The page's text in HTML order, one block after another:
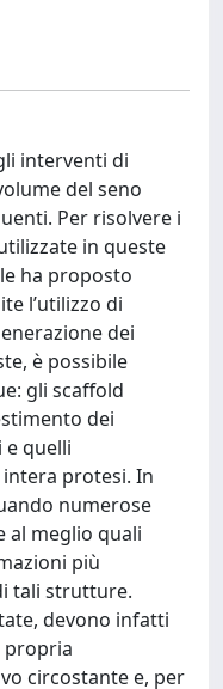
interventi di
del seno
Per risolvere i
in queste
ha proposto
l’utilizzo di
dei
è possibile
gli scaffold
dei
quelli
protesi. In
numerose
al meglio quali
più
tali strutture.
devono infatti
propria
circostante e, per